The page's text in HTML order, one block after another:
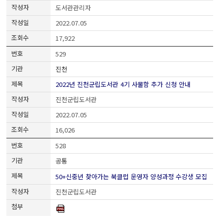
도서관관리자
2022.07.05
17,922
529
진천
2022년 진천군립도서관 4기 사물함 추가 신청 안내
진천군립도서관
2022.07.05
16,026
528
공통
50+신중년 찾아가는 북클럽 운영자 양성과정 수강생 모집
진천군립도서관